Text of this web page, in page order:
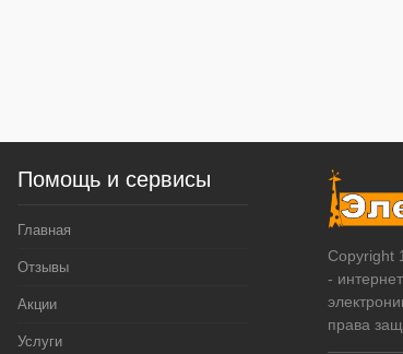
Помощь и сервисы
Главная
Отзывы
Акции
Услуги
Copyright
-
права